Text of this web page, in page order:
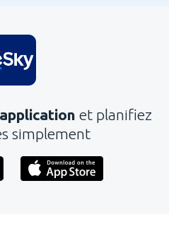
et planifiez
simplement